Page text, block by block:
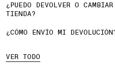
¿PUEDO DEVOLVER O
TIENDA?
¿CÓMO ENVÍO MI
VER TODO